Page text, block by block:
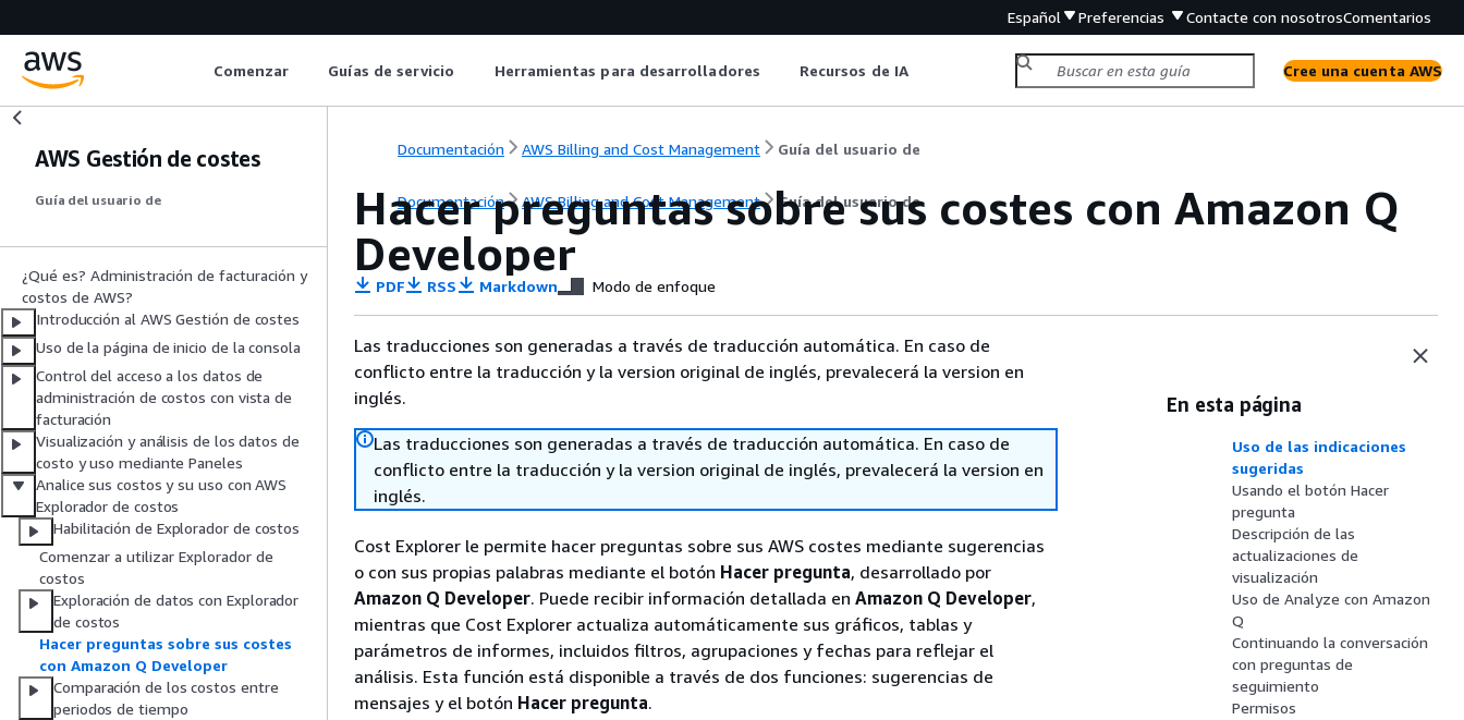
Español Preferencias Contacte con nosotrosComentarios
Comenzar Guías de servicio Herramientas para desarrolladores Recursos de IA Cree una cuenta AWS
AWS Gestión de costes
Guía del usuario de
¿Qué es? Administración de facturación y
costos de AWS?
Introducción al AWS Gestión de costes
Uso de la página de inicio de la consola
Control del acceso a los datos de
administración de costos con vista de
facturación
Visualización y análisis de los datos de
costo y uso mediante Paneles
Analice sus costos y su uso con AWS
Explorador de costos
Habilitación de Explorador de costos
Comenzar a utilizar Explorador de
costos
Exploración de datos con Explorador
de costos
Hacer preguntas sobre sus costes
con Amazon Q Developer
Comparación de los costos entre
periodos de tiempo
Documentación AWS Billing and Cost Management Guía del usuario de
Documentación AWS Billing and Cost Management Guía del usuario de
Hacer preguntas sobre sus costes con Amazon Q
Developer
PDF RSS Markdown Modo de enfoque
Las traducciones son generadas a través de traducción automática. En caso de
conflicto entre la traducción y la version original de inglés, prevalecerá la version en
inglés.
Las traducciones son generadas a través de traducción automática. En caso de
conflicto entre la traducción y la version original de inglés, prevalecerá la version en
inglés.
Cost Explorer le permite hacer preguntas sobre sus AWS costes mediante sugerencias
o con sus propias palabras mediante el botón Hacer pregunta, desarrollado por
Amazon Q Developer. Puede recibir información detallada en Amazon Q Developer,
mientras que Cost Explorer actualiza automáticamente sus gráficos, tablas y
parámetros de informes, incluidos filtros, agrupaciones y fechas para reflejar el
análisis. Esta función está disponible a través de dos funciones: sugerencias de
mensajes y el botón Hacer pregunta.
En esta página
Uso de las indicaciones
sugeridas
Usando el botón Hacer
pregunta
Descripción de las
actualizaciones de
visualización
Uso de Analyze con Amazon
Q
Continuando la conversación
con preguntas de
seguimiento
Permisos